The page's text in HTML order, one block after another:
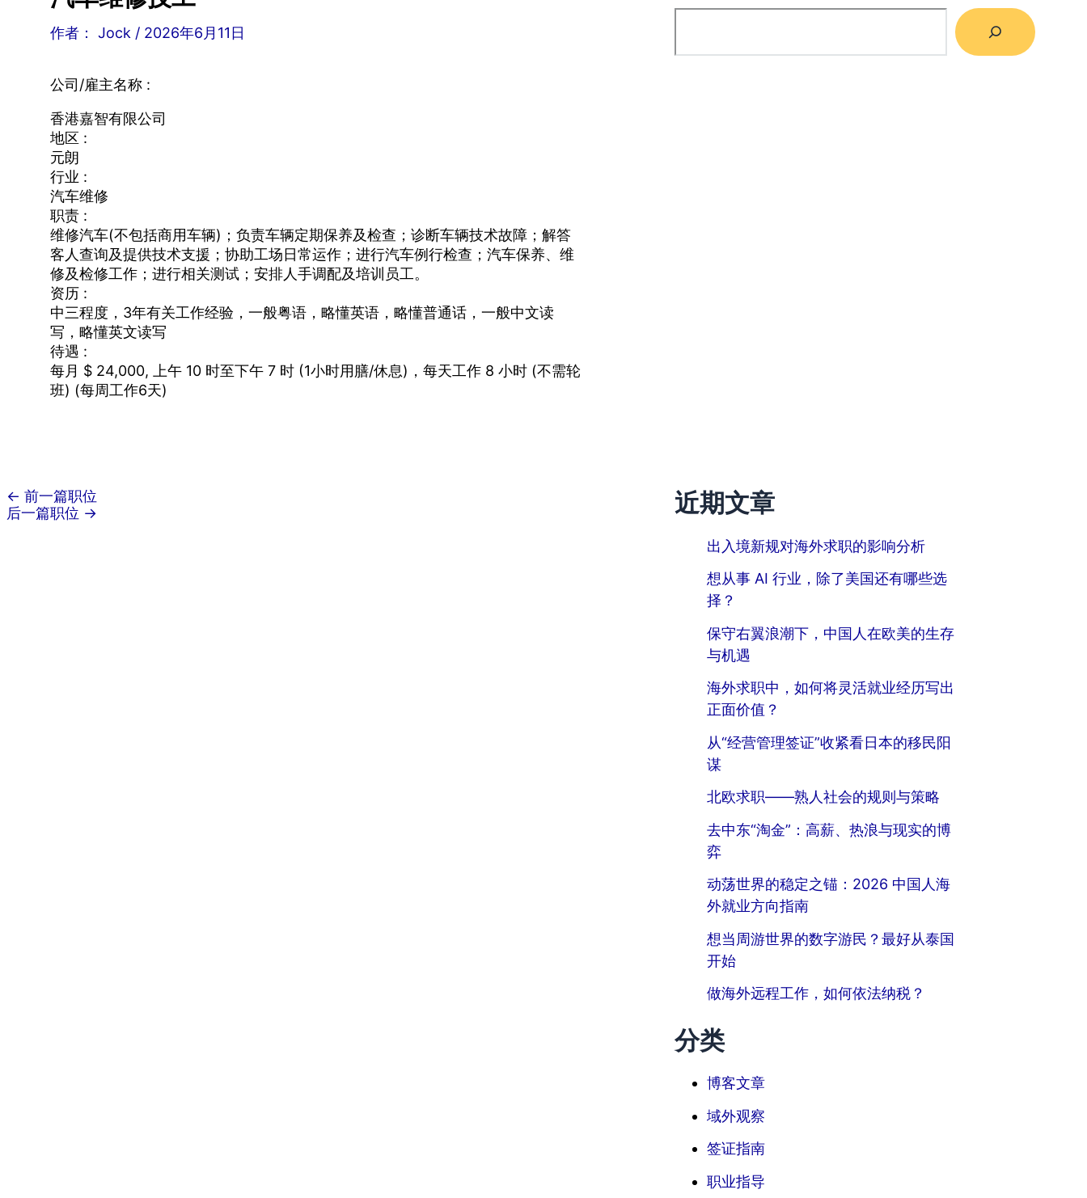
作者： Jock / 2026年6月11日
公司/雇主名称 :
香港嘉智有限公司
地区 :
元朗
行业 :
汽车维修
职责 :
维修汽车(不包括商用车辆)；负责车辆定期保养及检查；诊断车辆技术故障；解答
客人查询及提供技术支援；协助工场日常运作；进行汽车例行检查；汽车保养、维
修及检修工作；进行相关测试；安排人手调配及培训员工。
资历 :
中三程度，3年有关工作经验，一般粤语，略懂英语，略懂普通话，一般中文读
写，略懂英文读写
待遇 :
每月 $ 24,000, 上午 10 时至下午 7 时 (1小时用膳/休息)，每天工作 8 小时 (不需轮
班) (每周工作6天)
← 前一篇职位
后一篇职位 → 近期文章
出入境新规对海外求职的影响分析
想从事 AI 行业，除了美国还有哪些选
择？
保守右翼浪潮下，中国人在欧美的生存
与机遇
海外求职中，如何将灵活就业经历写出
正面价值？
从“经营管理签证”收紧看日本的移民阳
谋
北欧求职——熟人社会的规则与策略
去中东“淘金”：高薪、热浪与现实的博
弈
动荡世界的稳定之锚：2026 中国人海
外就业方向指南
想当周游世界的数字游民？最好从泰国
开始
做海外远程工作，如何依法纳税？
分类
博客文章
域外观察
签证指南
职业指导